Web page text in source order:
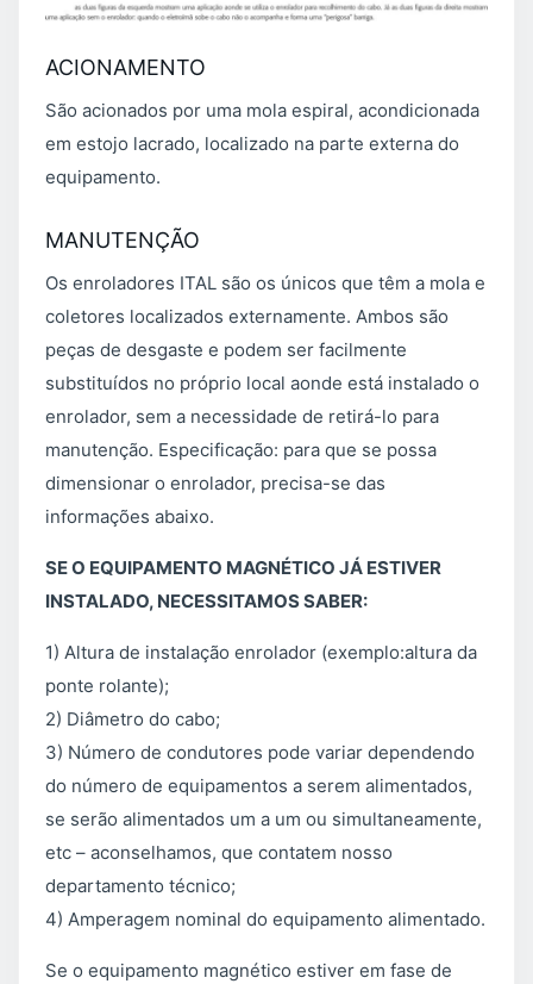
ACIONAMENTO
São acionados por uma mola espiral, acondicionada
em estojo lacrado, localizado na parte externa do
equipamento.
MANUTENÇÃO
Os enroladores ITAL são os únicos que têm a mola e
coletores localizados externamente. Ambos são
peças de desgaste e podem ser facilmente
substituídos no próprio local aonde está instalado o
enrolador, sem a necessidade de retirá-lo para
manutenção. Especificação: para que se possa
dimensionar o enrolador, precisa-se das
informações abaixo.
SE O EQUIPAMENTO MAGNÉTICO JÁ ESTIVER
INSTALADO, NECESSITAMOS SABER:
1) Altura de instalação enrolador (exemplo:altura da
ponte rolante);
2) Diâmetro do cabo;
3) Número de condutores pode variar dependendo
do número de equipamentos a serem alimentados,
se serão alimentados um a um ou simultaneamente,
etc – aconselhamos, que contatem nosso
departamento técnico;
4) Amperagem nominal do equipamento alimentado.
Se o equipamento magnético estiver em fase de